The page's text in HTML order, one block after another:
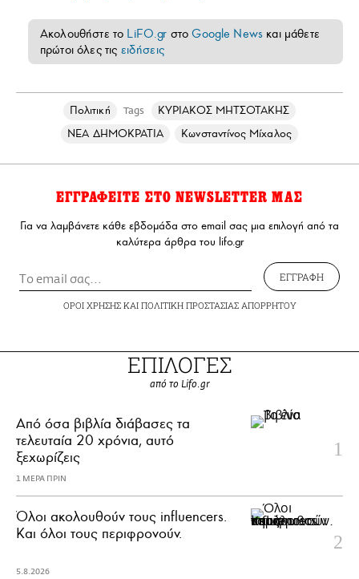
Ακολουθήστε το LiFO.gr στοGoogle News και μάθετε
πρώτοι όλες τις ειδήσεις
Πολιτική Tags
ΚΥΡΙΑΚΟΣ ΜΗΤΣΟΤΑΚΗΣ
ΝΕΑ ΔΗΜΟΚΡΑΤΙΑ
Κωνσταντίνος Μίχαλος
ΕΓΓΡΑΦΕΙΤΕ ΣΤΟ NEWSLETTER ΜΑΣ
Για να λαμβάνετε κάθε εβδομάδα στο email σας μια επιλογή από τα
καλύτερα άρθρα του lifo.gr
ΕΓΓΡΑΦΗ
ΟΡΟΙ ΧΡΗΣΗΣΚΑΙ ΠΟΛΙΤΙΚΗ ΠΡΟΣΤΑΣΙΑΣ ΑΠΟΡΡΗΤΟΥ
ΕΠΙΛΟΓΕΣ
από το Lifo.gr
Από όσα βιβλία διάβασες τα
τελευταία 20 χρόνια, αυτό
ξεχωρίζεις
1 ΜΕΡΑ ΠΡΙΝ
Όλοι ακολουθούν τους influencers.
Και όλοι τους περιφρονούν.
5.8.2026